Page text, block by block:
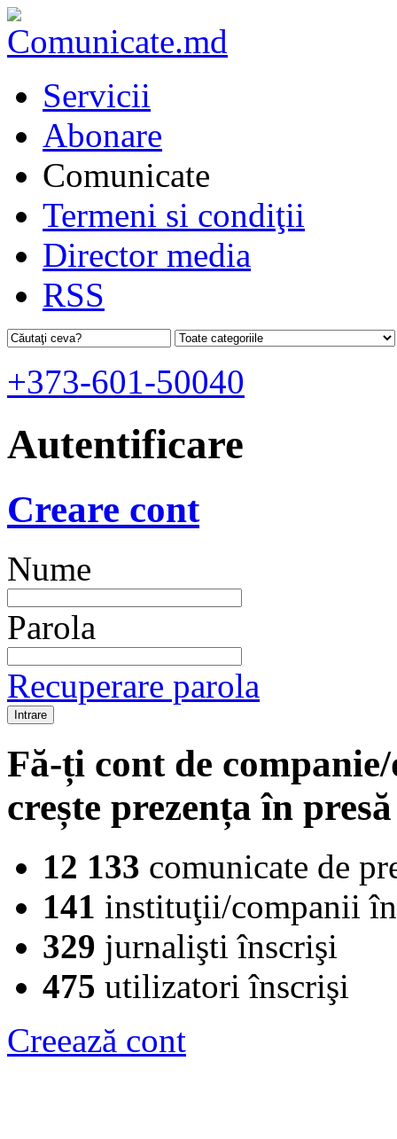
Servicii
Abonare
Comunicate
Termeni si condiţii
Director media
RSS
+373-601-50040
Autentificare
Creare cont
Nume
Parola
Recuperare parola
Fă-ți cont de
crește prezența în
12 133 comunicate de
141 instituţii/companii
329 jurnalişti înscrişi
475 utilizatori înscrişi
Creează cont